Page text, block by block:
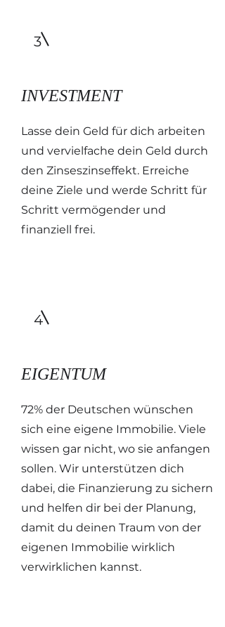
3
INVESTMENT
Lasse dein Geld für dich arbeiten
und vervielfache dein Geld durch
den Zinseszinseffekt. Erreiche
deine Ziele und werde Schritt für
Schritt vermögender und
finanziell frei. ​
4
EIGENTUM
72% der Deutschen wünschen
sich eine eigene Immobilie. Viele
wissen gar nicht, wo sie anfangen
sollen. Wir unterstützen dich
dabei, die Finanzierung zu sichern
und helfen dir bei der Planung,
damit du deinen Traum von der
eigenen Immobilie wirklich
verwirklichen kannst.